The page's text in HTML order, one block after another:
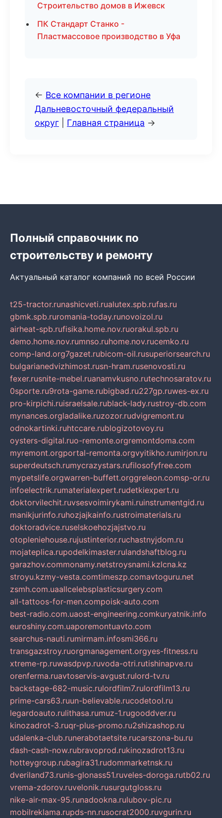
Строительство домов в Ижевск
ПК Стандарт Станко -
Пластмассовое производство в Уфа
← Все компании в регионе
Дальневосточный федеральный
округ
Главная страница →
Полный справочник по
строительству и ремонту
Актуальный каталог компаний по всей России
t25-tractor.runashicveti.rualutex.spb.rufas.ru
gbmk.spb.ruromania-today.runovoizol.ru
airheat-spb.rufisika.home.nov.ruorakul.spb.ru
demo.home.nov.rumnso.ruhome.nov.rucemko.ru
comp-land.org7gazet.rubicom-oil.rusuperiorsearch.ru
bulgarianedvizhimost.rusn-hram.rusenovosti.ru
fexer.rusnite-mebel.ruanamvkusno.rutechnosaratov.ru
0sporte.ru9rota-game.rubigbad.ru227gp.ruwes-ex.ru
pro-kirpichi.ruisraelsale.rublack-lady.rustroy-db.com
mynances.orgladalike.ruzozor.rudvigremont.ru
odnokartinki.ruhtccare.rublogizotovoy.ru
oysters-digital.ruo-remonte.orgremontdoma.com
myremont.orgportal-remonta.orgvyitikho.rumirjon.ru
superdeutsch.rumycrazystars.rufilosofyfree.com
mypetslife.orgwarren-buffett.orggreleon.comsp-or.ru
infoelectrik.rumaterialexpert.rudetkiexpert.ru
doktorvilechit.ruvsesvoimirykami.ruinstrumentgid.ru
manikjurinfo.ruhozjajkainfo.rustroimaterials.ru
doktoradvice.ruselskoehozjajstvo.ru
otopleniehouse.rujustinterior.ruchastnyjdom.ru
mojateplica.rupodelkimaster.rulandshaftblog.ru
garazhov.commonamy.netstroysnami.kzlcna.kz
stroyu.kzmy-vesta.comtimeszp.comavtoguru.net
zsmh.com.uaallcelebsplasticsurgery.com
all-tattoos-for-men.compoisk-auto.com
best-radio.com.uaost-engineering.comkuryatnik.info
euroshiny.com.uaporemontuavto.com
searchus-nauti.rumirmam.infosmi366.ru
transgazstroy.ruorgmanagement.orgyes-fitness.ru
xtreme-rp.ruwasdpvp.ruvoda-otri.rutishinapve.ru
orenferma.ruavtoservis-avgust.rulord-tv.ru
backstage-682-music.rulordfilm7.rulordfilm13.ru
prime-cars63.ruun-believable.rucodetool.ru
legardoauto.rulithasa.rumuz-1.rugooddver.ru
kinozadrot-3.ruqr-plus-promo.ru2shizashop.ru
udalenka-club.runerabotaetsite.rucarszona-bu.ru
dash-cash-now.rubravoprod.rukinozadrot13.ru
hotteygroup.rubagira31.rudommarketnsk.ru
dveriland73.runis-glonass51.ruveles-doroga.rutb02.ru
vrema-zdorov.ruvelonik.rusurgutgloss.ru
nike-air-max-95.runadookna.rulubov-pic.ru
mobilreklama.rupds-nn.rusocrat2000.ruvgurin.ru